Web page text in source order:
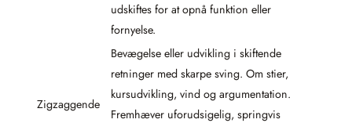
udskiftes for at opnå funktion eller
fornyelse.
Zigzaggende
Bevægelse eller udvikling i skiftende
retninger med skarpe sving. Om stier,
kursudvikling, vind og argumentation.
Fremhæver uforudsigelig, springvis